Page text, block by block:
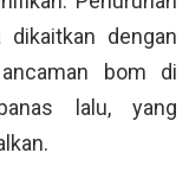
dengan
bom di
lalu, yang